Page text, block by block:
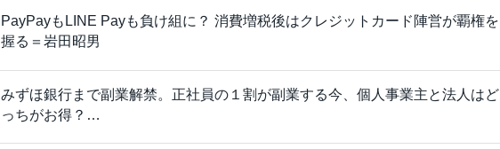
PayPayもLINE Payも負け組に？ 消費増税後はクレジットカード陣営が覇権を
握る＝岩田昭男
みずほ銀行まで副業解禁。正社員の１割が副業する今、個人事業主と法人はど
っちがお得？…